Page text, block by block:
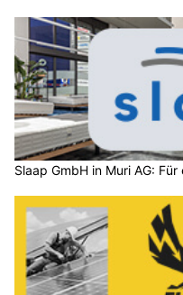
Slaap GmbH in Muri AG: